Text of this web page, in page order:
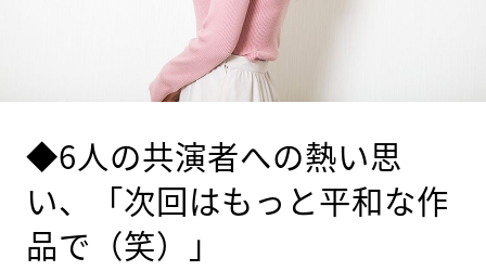
◆6人の共演者への熱い思
い、「次回はもっと平和な作
品で（笑）」